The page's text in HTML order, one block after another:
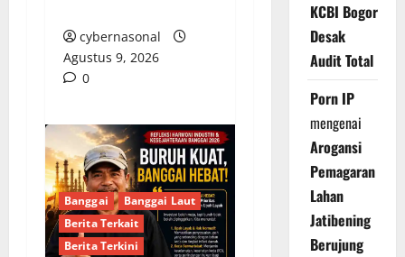
cybernasonal
Agustus 9, 2026
0
Banggai
Banggai Laut
Berita Terkait
Berita Terkini
KCBI Bogor
Desak
Audit Total
Porn IP
mengenai
Arogansi
Pemagaran
Lahan
Jatibening
Berujung